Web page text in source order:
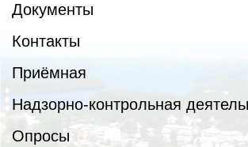
Документы
Контакты
Приёмная
Надзорно-контрольная
Опросы